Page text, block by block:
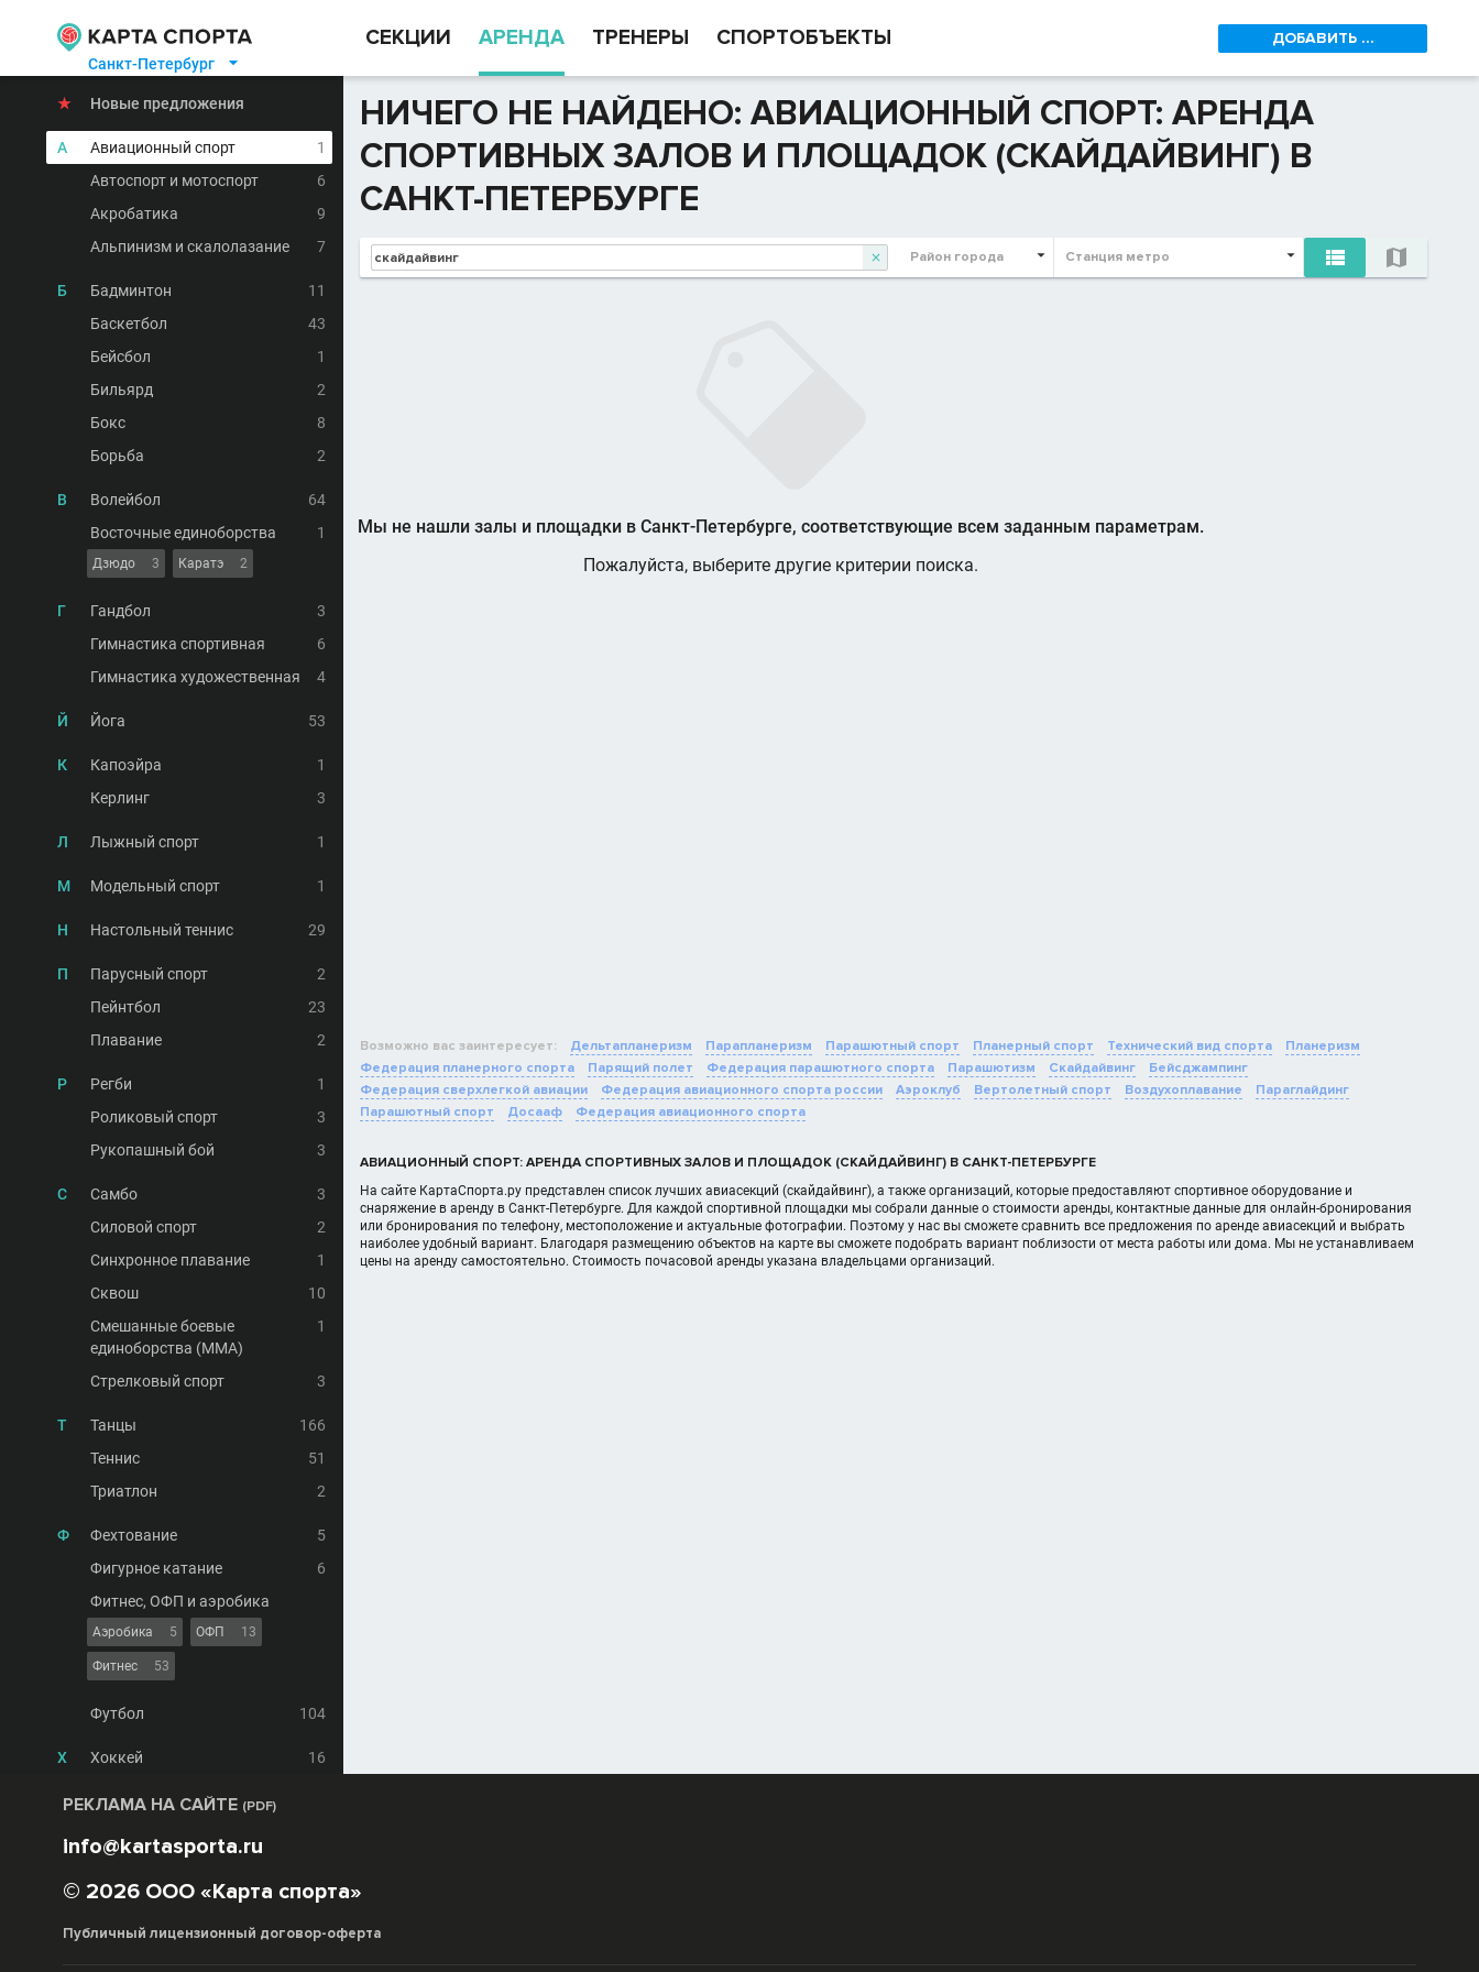
Санкт-Петербург 
СЕКЦИИ АРЕНДА ТРЕНЕРЫ СПОРТОБЪЕКТЫ ДОБАВИТЬ ...
★ Новые предложения
А Авиационный спорт
1
Автоспорт и мотоспорт
6
Акробатика
9
Альпинизм и скалолазание
7
Б Бадминтон
11
Баскетбол
43
Бейсбол
1
Бильярд
2
Бокс
8
Борьба
2
В Волейбол
64
Восточные единоборства
1
Дзюдо 3 Каратэ 2
Г Гандбол
3
Гимнастика спортивная
6
Гимнастика художественная
4
Й Йога 53
К Капоэйра
1
Керлинг
3
Л Лыжный спорт 1
М Модельный спорт 1
Н Настольный теннис 29
П Парусный спорт
2
Пейнтбол
23
Плавание
2
Р Регби
1
Роликовый спорт
3
Рукопашный бой
3
С Самбо
3
Силовой спорт
2
Синхронное плавание
1
Сквош
10
Смешанные боевые
единоборства (MMA)
1
Стрелковый спорт 3
Т Танцы
166
Теннис
51
Триатлон
2
Ф Фехтование
5
Фигурное катание
6
Фитнес, ОФП и аэробика
Аэробика 5 ОФП 13
Фитнес 53
Футбол 104
Х Хоккей 16
НИЧЕГО НЕ НАЙДЕНО: АВИАЦИОННЫЙ СПОРТ: АРЕНДА
СПОРТИВНЫХ ЗАЛОВ И ПЛОЩАДОК (СКАЙДАЙВИНГ) В
САНКТ-ПЕТЕРБУРГЕ
 Район города Станция метро  
Мы не нашли залы и площадки в Санкт-Петербурге, соответствующие всем заданным параметрам.
Пожалуйста, выберите другие критерии поиска.
Возможно вас заинтересует: Дельтапланеризм Парапланеризм Парашютный спорт Планерный спорт Технический вид спорта
Планеризм
Федерация планерного спорта
Парящий полет Федерация парашютного спорта Парашютизм Скайдайвинг
Бейсджампинг
Федерация сверхлегкой авиации
Федерация авиационного спорта россии Аэроклуб Вертолетный спорт Воздухоплавание
Параглайдинг
Парашютный спорт
Досааф Федерация авиационного спорта
АВИАЦИОННЫЙ СПОРТ: АРЕНДА СПОРТИВНЫХ ЗАЛОВ И ПЛОЩАДОК (СКАЙДАЙВИНГ) В САНКТ-ПЕТЕРБУРГЕ
На сайте КартаСпорта.ру представлен список лучших авиасекций (скайдайвинг), а также организаций, которые предоставляют спортивное оборудование и
снаряжение в аренду в Санкт-Петербурге. Для каждой спортивной площадки мы собрали данные о стоимости аренды, контактные данные для онлайн-бронирования
или бронирования по телефону, местоположение и актуальные фотографии. Поэтому у нас вы сможете сравнить все предложения по аренде авиасекций и выбрать
наиболее удобный вариант. Благодаря размещению объектов на карте вы сможете подобрать вариант поблизости от места работы или дома. Мы не устанавливаем
цены на аренду самостоятельно. Стоимость почасовой аренды указана владельцами организаций.
РЕКЛАМА НА САЙТЕ (PDF)
info@kartasporta.ru
© 2026 ООО «Карта спорта»
Публичный лицензионный договор-оферта